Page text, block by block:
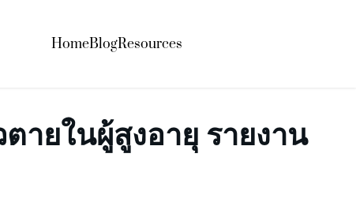
HomeBlogResources
ายในผู้สูงอายุ รายงาน